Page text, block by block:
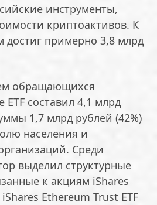
инструменты,
криптоактивов. К
достиг примерно 3,8 млрд
обращающихся
ETF составил 4,1 млрд
1,7 млрд рублей (42%)
населения и
Среди
выделил структурные
к акциям iShares
Ethereum Trust ETF